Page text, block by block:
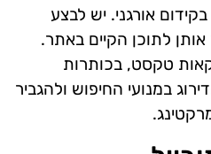
אורגני. יש לבצע
לתוכן הקיים באתר.
טקסט, בכותרות
במנועי החיפוש ולהגביר